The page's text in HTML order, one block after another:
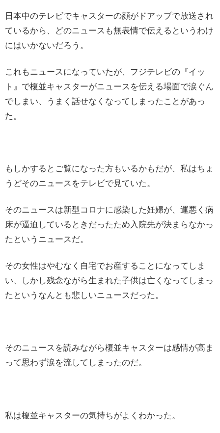
日本中のテレビでキャスターの顔がドアップで放送され
ているから、どのニュースも無表情で伝えるというわけ
にはいかないだろう。
これもニュースになっていたが、フジテレビの『イッ
ト』で榎並キャスターがニュースを伝える場面で涙ぐん
でしまい、うまく話せなくなってしまったことがあっ
た。
もしかするとご覧になった方もいるかもだが、私はちょ
うどそのニュースをテレビで見ていた。
そのニュースは新型コロナに感染した妊婦が、運悪く病
床が逼迫しているときだったため入院先が決まらなかっ
たというニュースだ。
その女性はやむなく自宅でお産することになってしま
い、しかし残念ながら生まれた子供は亡くなってしまっ
たというなんとも悲しいニュースだった。
そのニュースを読みながら榎並キャスターは感情が高ま
って思わず涙を流してしまったのだ。
私は榎並キャスターの気持ちがよくわかった。